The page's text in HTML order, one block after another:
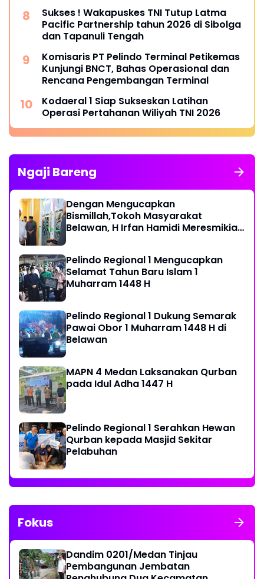
Sukses ! Wakapuskes TNI Tutup Latma
Pacific Partnership tahun 2026 di Sibolga
dan Tapanuli Tengah
Komisaris PT Pelindo Terminal Petikemas
Kunjungi BNCT, Bahas Operasional dan
Rencana Pengembangan Terminal
Kodaeral 1 Siap Sukseskan Latihan
Operasi Pertahanan Wiliyah TNI 2026‎
Ngaji Bareng
Dengan Mengucapkan
Bismillah,Tokoh Masyarakat
Belawan, H Irfan Hamidi Meresmikian
Pelindo Regional 1 Mengucapkan
Selamat Tahun Baru Islam 1
Muharram 1448 H
Pelindo Regional 1 Dukung Semarak
Pawai Obor 1 Muharram 1448 H di
Belawan
MAPN 4 Medan Laksanakan Qurban
pada Idul Adha 1447 H
Pelindo Regional 1 Serahkan Hewan
Qurban kepada Masjid Sekitar
Pelabuhan
Fokus
Dandim 0201/Medan Tinjau
Pembangunan Jembatan